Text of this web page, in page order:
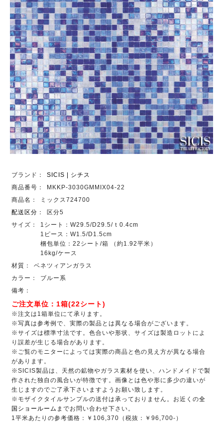
ブランド：
SICIS | シチス
商品番号：
MKKP-3030GMMIX04-22
商品名：
ミックス724700
配送区分 ：
区分5
サイズ：
1シート：W29.5/D29.5/ｔ0.4cm
1ピース：W1.5/D1.5cm
梱包単位：22シート/箱 （約1.92平米）
16kg/ケース
材質：
ベネツィアンガラス
カラー：
ブルー系
備考：
ご注文単位：1箱(22シート)
※注文は1箱単位にて承ります。
※写真は参考例で、実際の製品とは異なる場合がございます。
※サイズは標準寸法です。色合いや形状、サイズは製造ロットによ
り誤差が生じる場合があります。
※ご覧のモニターによっては実際の商品と色の見え方が異なる場合
があります。
※SICIS製品は、天然の鉱物やガラス素材を使い、ハンドメイドで製
作された独自の風合いが特徴です。画像とは色や形に多少の違いが
生じますのでご了承下さいますようお願い致します。
※モザイクタイルサンプルの送付は承っておりません。お近くの全
国ショールーム までお問い合わせ下さい。
1平米あたりの参考価格：￥106,370（税抜：￥96,700-）